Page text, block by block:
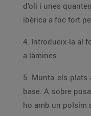
d’oli i unes
ibèrica a foc
4. Introdueix-la al forn a
a làmines.
5. Munta els plats amb
base. A sobre
ho amb un